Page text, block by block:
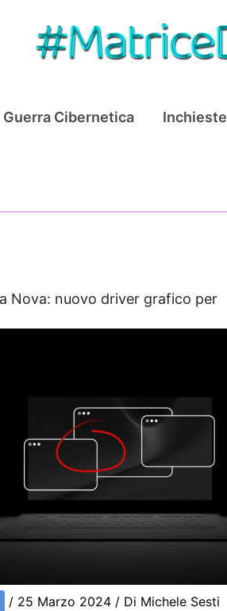
Guerra Cibernetica Inchieste
Nova: nuovo driver grafico per
/ 25 Marzo 2024 / Di Michele Sesti